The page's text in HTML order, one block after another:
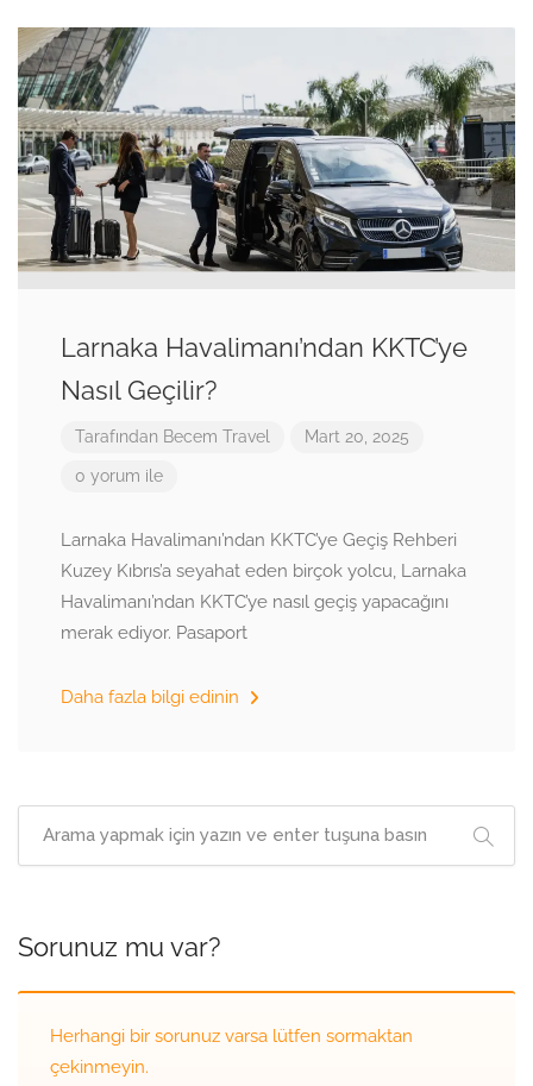
Larnaka Havalimanı’ndan KKTC’ye
Nasıl Geçilir?
Tarafından Becem Travel Mart 20, 2025
0 yorum ile
Larnaka Havalimanı’ndan KKTC’ye Geçiş Rehberi
Kuzey Kıbrıs’a seyahat eden birçok yolcu, Larnaka
Havalimanı’ndan KKTC’ye nasıl geçiş yapacağını
merak ediyor. Pasaport
Daha fazla bilgi edinin
Sorunuz mu var?
Herhangi bir sorunuz varsa lütfen sormaktan
çekinmeyin.